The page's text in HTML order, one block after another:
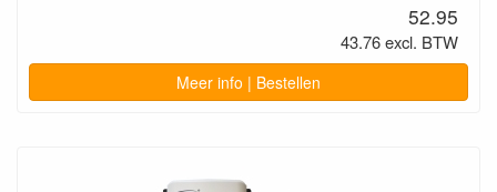
52.95
43.76 excl. BTW
Meer info | Bestellen